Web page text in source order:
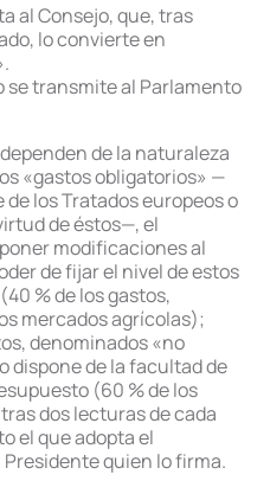
al Consejo, que, tras
lo convierte en
transmite al Parlamento
de la naturaleza
«gastos obligatorios» —
los Tratados europeos o
de éstos—, el
modificaciones al
de fijar el nivel de estos
% de los gastos,
mercados agrícolas);
denominados «no
dispone de la facultad de
(60 % de los
dos lecturas de cada
el que adopta el
quien lo firma.